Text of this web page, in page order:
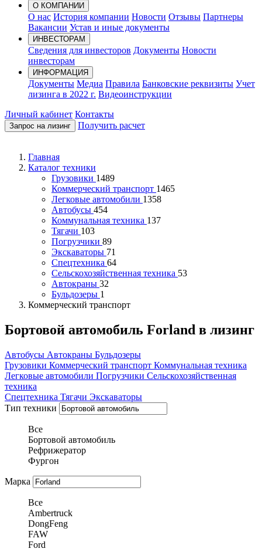
О КОМПАНИИ
О нас История компании Новости Отзывы Партнеры
Вакансии Устав и иные документы
ИНВЕСТОРАМ
Сведения для инвесторов Документы Новости
инвесторам
ИНФОРМАЦИЯ
Документы Медиа Правила Банковские реквизиты Учет
лизинга в 2022 г. Видеоинструкции
Личный кабинет Контакты
Запрос на лизинг Получить расчет
Главная
Каталог техники
Грузовики 1489
Коммерческий транспорт 1465
Легковые автомобили 1358
Автобусы 454
Коммунальная техника 137
Тягачи 103
Погрузчики 89
Экскаваторы 71
Спецтехника 64
Сельскохозяйственная техника 53
Автокраны 32
Бульдозеры 1
Коммерческий транспорт
Бортовой автомобиль Forland в лизинг
Автобусы Автокраны Бульдозеры
Грузовики Коммерческий транспорт Коммунальная техника
Легковые автомобили Погрузчики Сельскохозяйственная
техника
Спецтехника Тягачи Экскаваторы
Тип техники
Все
Бортовой автомобиль
Рефрижератор
Фургон
Марка
Все
Ambertruck
DongFeng
FAW
Ford